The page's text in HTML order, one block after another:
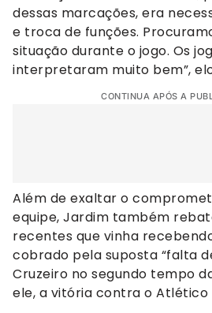
dessas marcações, era
e troca de funções.
situação durante o jogo. Os
interpretaram muito bem”,
CONTINUA APÓS A
Além de exaltar o
equipe, Jardim também
recentes que vinha
cobrado pela suposta “falta
Cruzeiro no segundo tempo
ele, a vitória contra o